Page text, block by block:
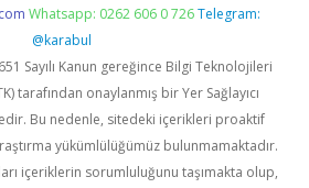
Whatsapp: 0262 606 0 726 Telegram:
@karabul
Sayılı Kanun gereğince Bilgi Teknolojileri
tarafından onaylanmış bir Yer Sağlayıcı
Bu nedenle, sitedeki içerikleri proaktif
yükümlülüğümüz bulunmamaktadır.
içeriklerin sorumluluğunu taşımakta olup,